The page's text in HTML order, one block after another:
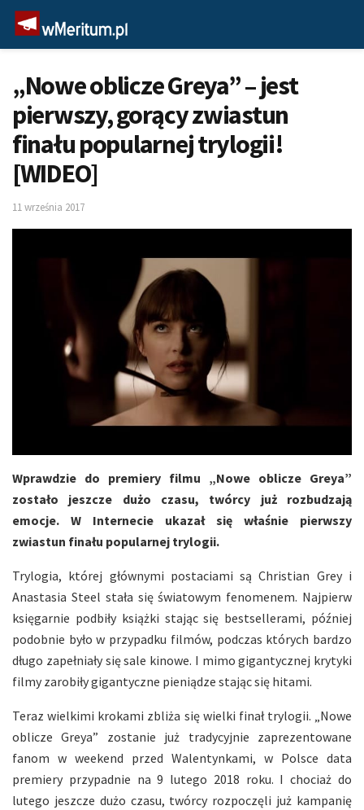
„Nowe oblicze Greya” – jest
pierwszy, gorący zwiastun
finału popularnej trylogii!
[WIDEO]
11 września 2017
Wprawdzie do premiery filmu „Nowe oblicze Greya”
zostało jeszcze dużo czasu, twórcy już rozbudzają
emocje. W Internecie ukazał się właśnie pierwszy
zwiastun finału popularnej trylogii.
Trylogia, której głównymi postaciami są Christian Grey i
Anastasia Steel stała się światowym fenomenem. Najpierw
księgarnie podbiły książki stając się bestsellerami, później
podobnie było w przypadku filmów, podczas których bardzo
długo zapełniały się sale kinowe. I mimo gigantycznej krytyki
filmy zarobiły gigantyczne pieniądze stając się hitami.
Teraz wielkimi krokami zbliża się wielki finał trylogii. „Nowe
oblicze Greya” zostanie już tradycyjnie zaprezentowane
fanom w weekend przed Walentynkami, w Polsce data
premiery przypadnie na 9 lutego 2018 roku. I chociaż do
lutego jeszcze dużo czasu, twórcy rozpoczęli już kampanię